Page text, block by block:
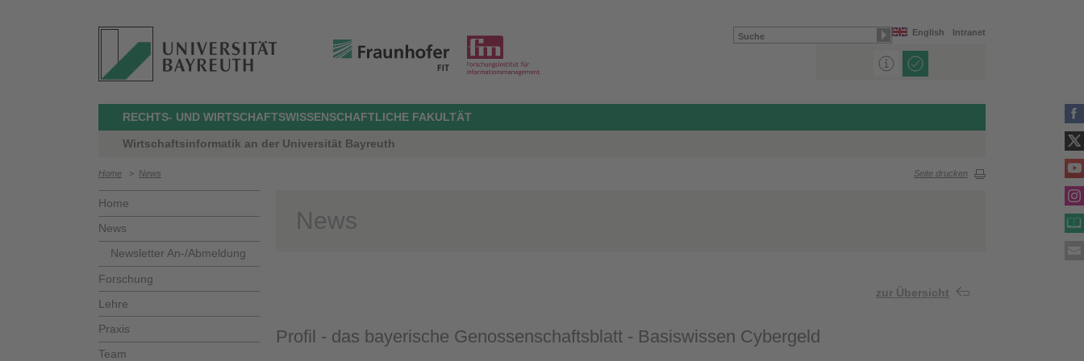
Intranet
English
RECHTS- UND WIRTSCHAFTSWISSENSCHAFTLICHE FAKULTÄT
Wirtschaftsinformatik an der Universität Bayreuth
Home > News Seite drucken
Home
News
Newsletter An-/Abmeldung
Forschung
Lehre
Praxis
Team
News
zur Übersicht
Profil - das bayerische Genossenschaftsblatt - Basiswissen Cybergeld